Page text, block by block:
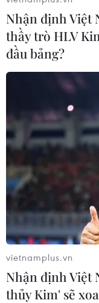
Nhận định Việt
thầy trò HLV
đầu bảng?
vietnamplus.vn
Nhận định Việt
thủy Kim' sẽ